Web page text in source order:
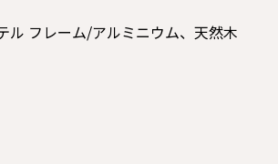
フレーム/アルミニウム、天然木